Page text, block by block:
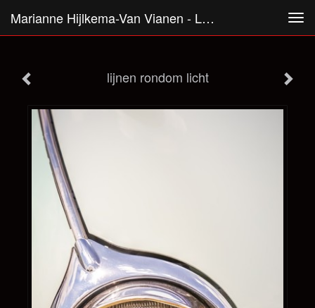
Marianne Hijlkema-Van Vianen - Lijnen Rondom Licht
lijnen rondom licht